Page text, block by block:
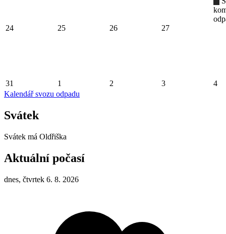
24 25 26 27
31 1 2 3
4
Kalendář svozu odpadu
Svátek
Svátek má Oldřiška
Aktuální počasí
dnes, čtvrtek 6. 8. 2026